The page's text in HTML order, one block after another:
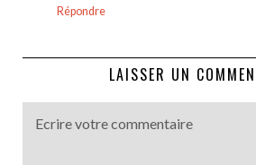
Répondre
LAISSER UN